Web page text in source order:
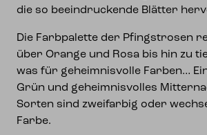
die so beeindruckende Blätter
Die Farbpalette der Pfingstrosen
über Orange und Rosa bis hin zu
was für geheimnisvolle Farben…
Grün und geheimnisvolles
Sorten sind zweifarbig oder
Farbe.